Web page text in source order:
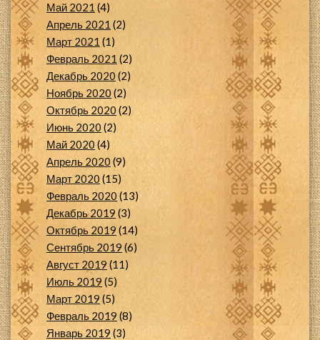
Май 2021 (4)
Апрель 2021 (2)
Март 2021 (1)
Февраль 2021 (2)
Декабрь 2020(2)
Ноябрь 2020(2)
Октябрь 2020 (2)
Июнь 2020 (2)
Май 2020(4)
Апрель 2020 (9)
Март 2020(15)
Февраль 2020 (13)
Декабрь 2019(3)
Октябрь 2019 (14)
Сентябрь 2019 (6)
Август 2019 (11)
Июль 2019 (5)
Март 2019 (5)
Февраль 2019 (8)
Январь 2019 (3)